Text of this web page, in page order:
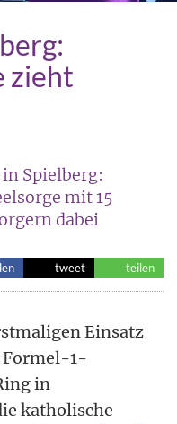
zieht
Spielberg:
mit 15
dabei
tweet teilen
Einsatz
Formel-1-
in
katholische